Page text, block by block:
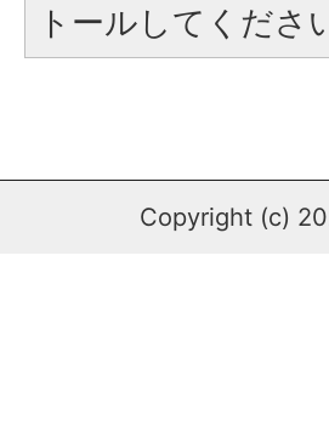
トールしてくださ
Copyright (c)